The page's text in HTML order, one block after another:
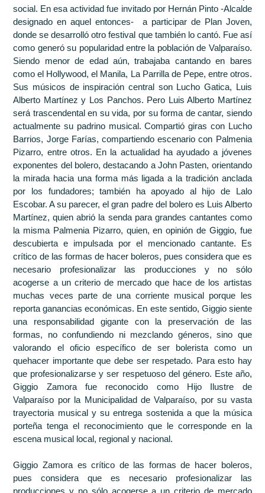
social. En esa actividad fue invitado por Hernán Pinto -Alcalde
designado en aquel entonces- a participar de Plan Joven,
donde se desarrolló otro festival que también lo cantó. Fue así
como generó su popularidad entre la población de Valparaíso.
Siendo menor de edad aún, trabajaba cantando en bares
como el Hollywood, el Manila, La Parrilla de Pepe, entre otros.
Sus músicos de inspiración central son Lucho Gatica, Luis
Alberto Martínez y Los Panchos. Pero Luis Alberto Martínez
será trascendental en su vida, por su forma de cantar, siendo
actualmente su padrino musical. Compartió giras con Lucho
Barrios, Jorge Farías, compartiendo escenario con Palmenia
Pizarro, entre otros. En la actualidad ha ayudado a jóvenes
exponentes del bolero, destacando a John Pasten, orientando
la mirada hacia una forma más ligada a la tradición anclada
por los fundadores; también ha apoyado al hijo de Lalo
Escobar. A su parecer, el gran padre del bolero es Luis Alberto
Martínez, quien abrió la senda para grandes cantantes como
la misma Palmenia Pizarro, quien, en opinión de Giggio, fue
descubierta e impulsada por el mencionado cantante. Es
crítico de las formas de hacer boleros, pues considera que es
necesario profesionalizar las producciones y no sólo
acogerse a un criterio de mercado que hace de los artistas
muchas veces parte de una corriente musical porque les
reporta ganancias económicas. En este sentido, Giggio siente
una responsabilidad gigante con la preservación de las
formas, no confundiendo ni mezclando géneros, sino que
valorando el oficio específico de ser bolerista como un
quehacer importante que debe ser respetado. Para esto hay
que profesionalizarse y ser respetuoso del género. Este año,
Giggio Zamora fue reconocido como Hijo Ilustre de
Valparaíso por la Municipalidad de Valparaíso, por su vasta
trayectoria musical y su entrega sostenida a que la música
porteña tenga el reconocimiento que le corresponde en la
escena musical local, regional y nacional.
Giggio Zamora es crítico de las formas de hacer boleros,
pues considera que es necesario profesionalizar las